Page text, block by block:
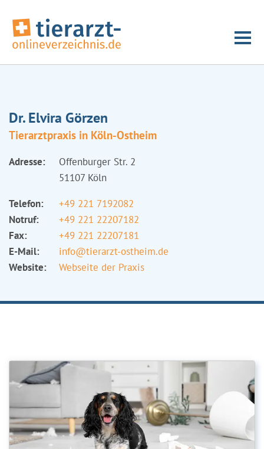
Dr. Elvira Görzen
Tierarztpraxis in Köln-Ostheim
Adresse:
Offenburger Str. 2
51107 Köln
Telefon:
+49 221 7192082
Notruf:
+49 221 22207182
Fax:
+49 221 22207181
E-Mail:
info@tierarzt-ostheim.de
Website:
Webseite der Praxis